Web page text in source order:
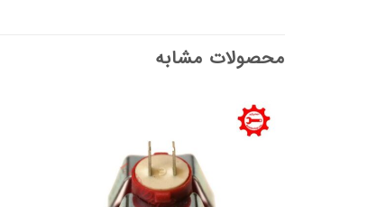
محصولات مشابه